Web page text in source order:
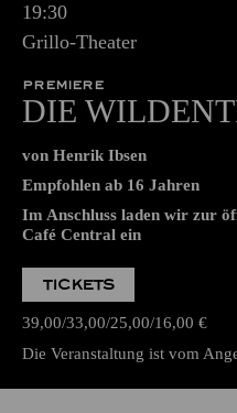
19:30
Grillo-Theater
PREMIERE
DIE
von Henrik Ibsen
Empfohlen ab 16 Jahren
Im Anschluss laden wir zur
Café Central ein
TICKETS
39,00 33,00 25,00 16,00 €
Die Veranstaltung ist vom